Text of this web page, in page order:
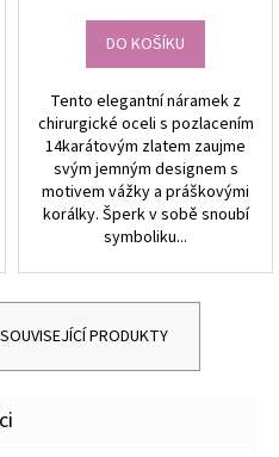
DO KOŠÍKU
Tento elegantní náramek z
chirurgické oceli s pozlacením
14karátovým zlatem zaujme
svým jemným designem s
motivem vážky a práškovými
korálky. Šperk v sobě snoubí
symboliku...
PRODUKTY